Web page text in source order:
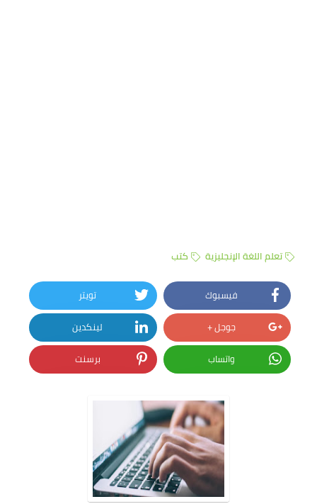
تعلم اللغة الإنجليزية كتب
فيسبوك
تويتر
جوجل +
لينكدين
واتساب
برسنت